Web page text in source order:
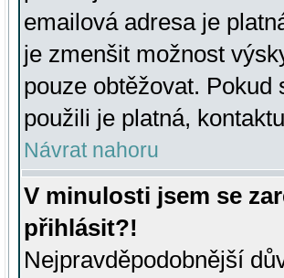
emailová adresa je
je zmenšit možnost
pouze obtěžovat.
použili je platná,
Návrat nahoru
V minulosti jsem se
přihlásit?!
Nejpravděpodobnější